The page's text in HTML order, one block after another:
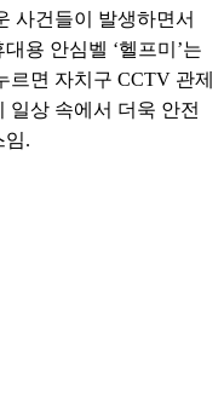
사건들이 발생하면서
용 안심벨 ‘헬프미’는
르면 자치구 CCTV 관제
일상 속에서 더욱 안전
임.